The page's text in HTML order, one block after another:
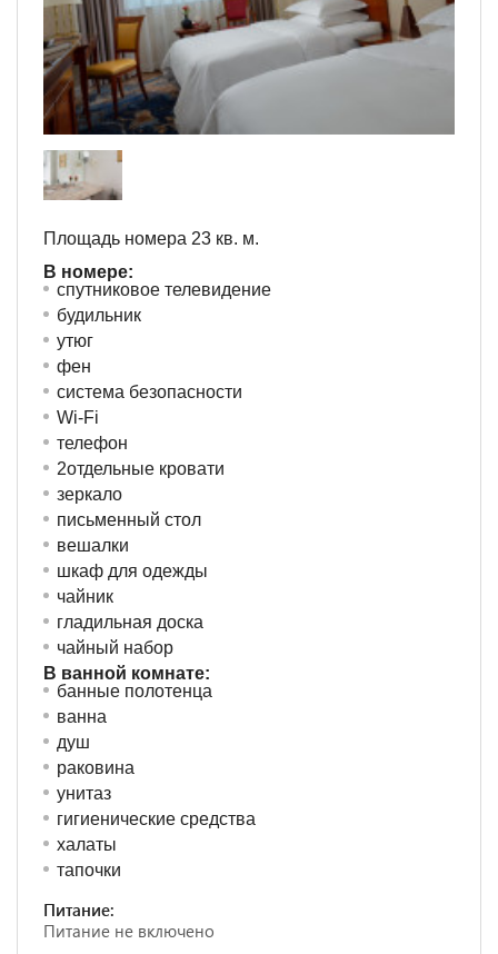
Площадь номера 23 кв. м.
В номере:
спутниковое телевидение
будильник
утюг
фен
система безопасности
Wi-Fi
телефон
2отдельные кровати
зеркало
письменный стол
вешалки
шкаф для одежды
чайник
гладильная доска
чайный набор
В ванной комнате:
банные полотенца
ванна
душ
раковина
унитаз
гигиенические средства
халаты
тапочки
Питание:
Питание не включено